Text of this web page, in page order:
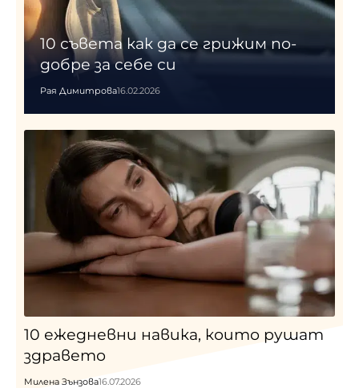
10 съвета как да се грижим по-
добре за себе си
Рая Димитрова16.02.2026
10 ежедневни навика, които рушат
здравето
Милена Зънзова16.07.2026